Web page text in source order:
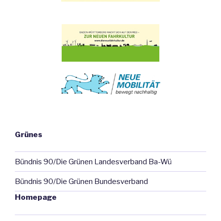
Grünes
Bündnis 90/Die Grünen Landesverband Ba-Wü
Bündnis 90/Die Grünen Bundesverband
Homepage